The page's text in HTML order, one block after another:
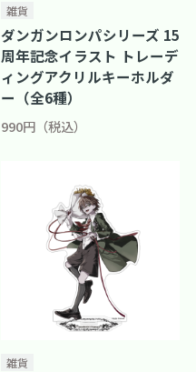
雑貨
ダンガンロンパシリーズ 15
周年記念イラスト トレーデ
ィングアクリルキーホルダ
ー（全6種）
990円（税込）
雑貨